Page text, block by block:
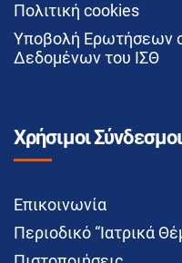
Πολιτική cookies
Υποβολή Ερωτήσεων
Δεδομένων του ΙΣΘ
Χρήσιμοι Σύνδεσμοι
Επικοινωνία
Περιοδικό “Ιατρικά